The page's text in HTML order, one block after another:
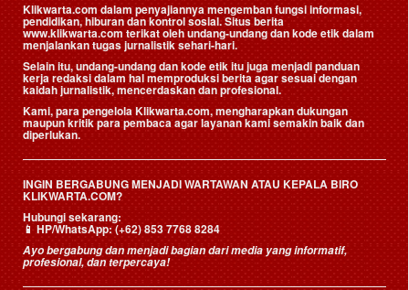
Klikwarta.com dalam penyajiannya mengemban fungsi informasi,
pendidikan, hiburan dan kontrol sosial. Situs berita
www.klikwarta.com terikat oleh undang-undang dan kode etik dalam
menjalankan tugas jurnalistik sehari-hari.
Selain itu, undang-undang dan kode etik itu juga menjadi panduan
kerja redaksi dalam hal memproduksi berita agar sesuai dengan
kaidah jurnalistik, mencerdaskan dan profesional.
Kami, para pengelola Klikwarta.com, mengharapkan dukungan
maupun kritik para pembaca agar layanan kami semakin baik dan
diperlukan.
INGIN BERGABUNG MENJADI WARTAWAN ATAU KEPALA BIRO
KLIKWARTA.COM?
Hubungi sekarang:
📱HP/WhatsApp:(+62) 853 7768 8284
Ayo bergabung dan menjadi bagian dari media yang informatif,
profesional, dan terpercaya!